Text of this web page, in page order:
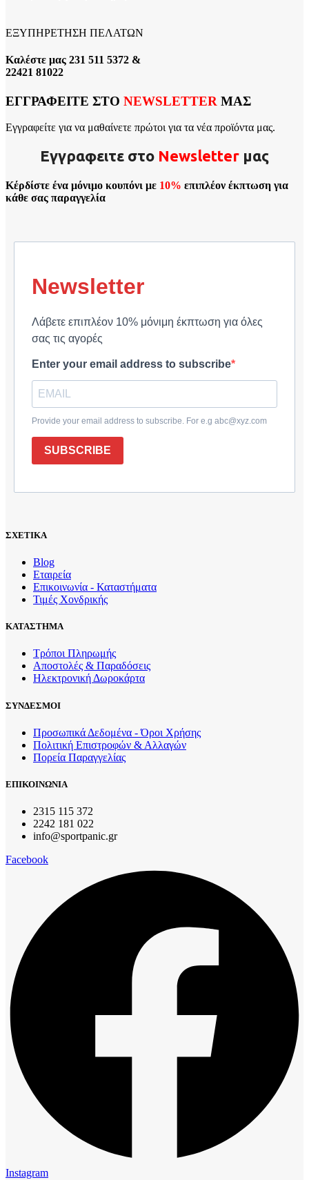
ΕΞΥΠΗΡΕΤΗΣΗ ΠΕΛΑΤΩΝ
Καλέστε μας 231 511 5372 &
22421 81022
ΕΓΓΡΑΦΕΙΤΕ ΣΤΟ NEWSLETTER ΜΑΣ
Εγγραφείτε για να μαθαίνετε πρώτοι για τα νέα προϊόντα μας.
Εγγραφειτε στο Νewsletter μας
Κέρδίστε ένα μόνιμο κουπόνι με 10% επιπλέον έκπτωση για
κάθε σας παραγγελία
Newsletter
Λάβετε επιπλέον 10% μόνιμη έκπτωση για όλες
σας τις αγορές
Enter your email address to subscribe
Provide your email address to subscribe. For e.g abc@xyz.com
SUBSCRIBE
ΣΧΕΤΙΚΑ
Blog
Εταιρεία
Επικοινωνία - Καταστήματα
Τιμές Χονδρικής
ΚΑΤΑΣΤΗΜΑ
Τρόποι Πληρωμής
Αποστολές & Παραδόσεις
Ηλεκτρονική Δωροκάρτα
ΣΥΝΔΕΣΜΟΙ
Προσωπικά Δεδομένα - Όροι Χρήσης
Πολιτική Επιστροφών & Αλλαγών
Πορεία Παραγγελίας
ΕΠΙΚΟΙΝΩΝΙΑ
2315 115 372
2242 181 022
info@sportpanic.gr
Facebook
Instagram